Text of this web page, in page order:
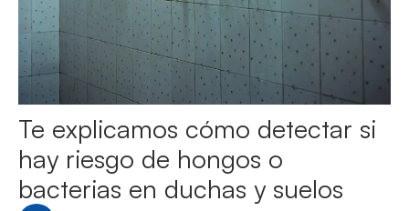
Te explicamos cómo detectar si
hay riesgo de hongos o
bacterias en duchas y suelos